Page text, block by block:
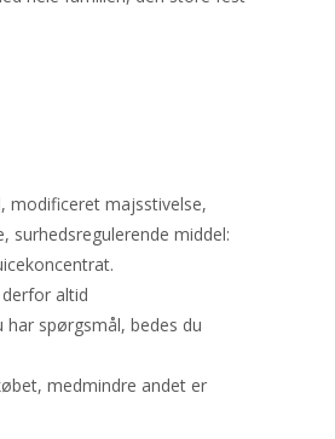
modificeret majsstivelse,
surhedsregulerende middel:
altid
spørgsmål, bedes du
medmindre andet er